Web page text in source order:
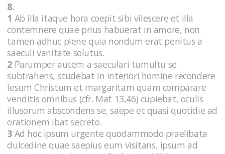
8.
1 Ab illa itaque hora coepit sibi vilescere et illa
contemnere quae prius habuerat in amore, non
tamen adhuc plene quia nondum erat penitus a
saeculi vanitate solutus.
2 Parumper autem a saeculari tumultu se
subtrahens, studebat in interiori homine recondere
Iesum Christum et margaritam quam comparare
venditis omnibus (cfr. Mat 13,46) cupiebat, oculis
illusorum abscondens se, saepe et quasi quotidie ad
orationem ibat secreto.
3 Ad hoc ipsum urgente quodammodo praelibata
dulcedine quae saepius eum visitans, ipsum ad